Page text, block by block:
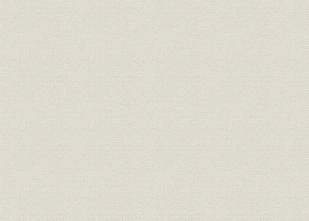
財務・業績
事業別資産負債 資産ノ部、負債
ノ部
昭和3年度
財務・業績 昭和三年度事業別 昭和3年度
財務・業績 損益累年比較 明治37年
財務・業績 損益累年比較 明治37年